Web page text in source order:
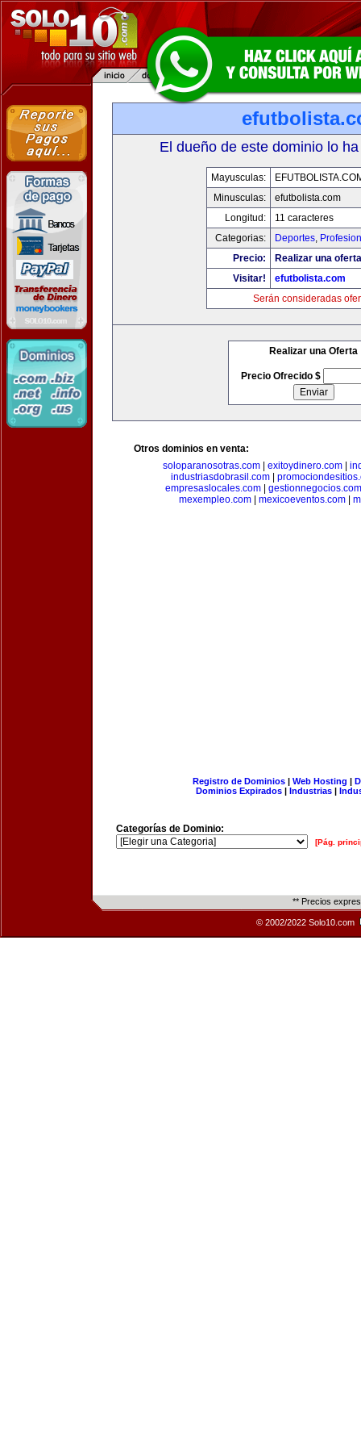
El dueño de este dominio lo
Mayusculas:
Minusculas:
efutbolista.com
Longitud:
11 caracteres
Categorias:
Deportes,
Precio:
Realizar una
Visitar!
efutbolista.com
Serán consideradas
Realizar una Oferta
Precio Ofrecido $
Otros dominios en venta:
soloparanosotras.com
exitoydinero.com
industriasdobrasil.com|
empresaslocales.com| gestionnegocios.com
mexempleo.com| mexicoeventos.com|
Registro de Dominios| Web Hosting |
Dominios Expirados | Industrias |
Categorías de Dominio:
[Pág.
** Precios
© 2002/2022 Solo10.com